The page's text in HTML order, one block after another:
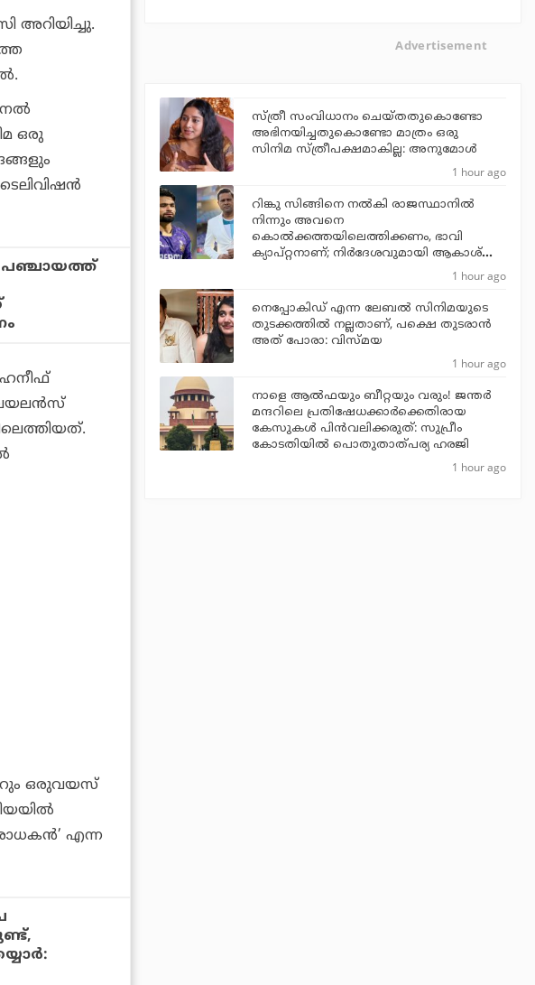
അറിയിച്ചു.
ഒരു
ഹനീഫ്
വയലന്‍സ്
ഒരുവയസ്
എന്ന
Advertisement
സ്ത്രീ സംവിധാനം ചെയ്തതുകൊണ്ടോ
അഭിനയിച്ചതുകൊണ്ടോ മാത്രം ഒരു
സിനിമ സ്ത്രീപക്ഷമാകില്ല: അനുമോൾ
1 hour ago
റിങ്കു സിങ്ങിനെ നൽകി രാജസ്ഥാനിൽ
നിന്നും അവനെ
കൊൽ‌ക്കത്തയിലെത്തിക്കണം, ഭാവി
ക്യാപ്റ്റനാണ്; നിർദേശവുമായി ആകാശ്
1 hour ago
നെപ്പോകിഡ് എന്ന ലേബൽ സിനിമയുടെ
തുടക്കത്തിൽ നല്ലതാണ്, പക്ഷെ തുടരാൻ
അത് പോരാ: വിസ്മയ
1 hour ago
നാളെ ആല്‍ഫയും ബീറ്റയും വരും! ജന്തര്‍
മന്ദറിലെ പ്രതിഷേധക്കാര്‍ക്കെതിരായ
കേസുകള്‍ പിന്‍വലിക്കരുത്: സുപ്രീം
കോടതിയില്‍ പൊതുതാത്പര്യ ഹരജി
1 hour ago